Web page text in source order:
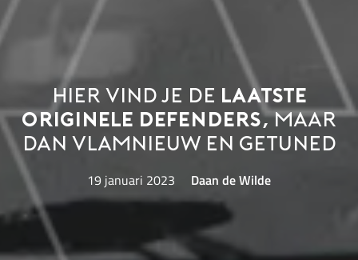
Hier vind je de laatste
originele Defenders,maar
dan vlamnieuw en getuned
19 januari 2023 Daan de Wilde